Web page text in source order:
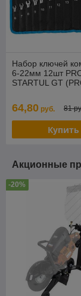
Набор ключей
6-22мм 12шт
STARTUL GT
14,17,19,22)
64,80 руб. 81
Купить
Акционные
-20%